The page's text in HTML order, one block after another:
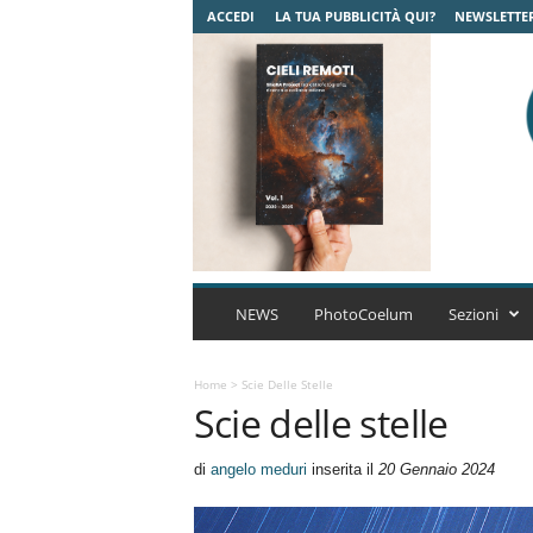
ACCEDI LA TUA PUBBLICITÀ QUI?
C
A
r
NEWS PhotoCoelum Sezioni
Home > Scie Delle Stelle
Scie delle stelle
di angelo meduri inserita il 20 Gennaio 2024